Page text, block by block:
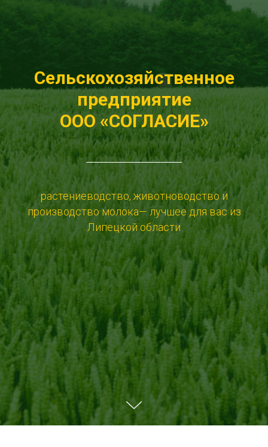
Сельскохозяйственное
предприятие
ООО «СОГЛАСИЕ»
растениеводство, животноводство и
производство молока— лучшее для вас из
Липецкой области